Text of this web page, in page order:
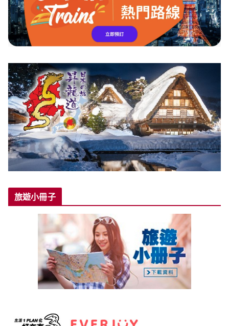
旅遊小冊子